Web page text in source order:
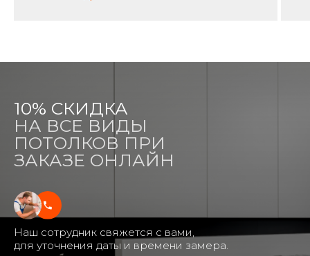
Наш сотрудник свяжется с вами,
для уточнения даты и времени замера.
10% СКИДКА
НА ВСЕ ВИДЫ
ПОТОЛКОВ ПРИ
ЗАКАЗЕ ОНЛАЙН